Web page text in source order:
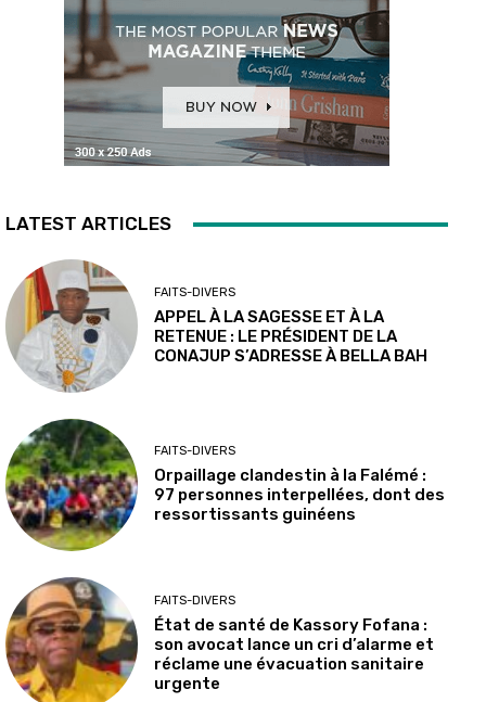
LATEST ARTICLES
FAITS-DIVERS
APPEL À LA SAGESSE ET À LA
RETENUE : LE PRÉSIDENT DE LA
CONAJUP S’ADRESSE À BELLA BAH
FAITS-DIVERS
Orpaillage clandestin à la Falémé :
97 personnes interpellées, dont des
ressortissants guinéens
FAITS-DIVERS
État de santé de Kassory Fofana :
son avocat lance un cri d’alarme et
réclame une évacuation sanitaire
urgente